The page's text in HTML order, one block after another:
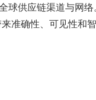
供应链渠道与网
准确性、可见性和